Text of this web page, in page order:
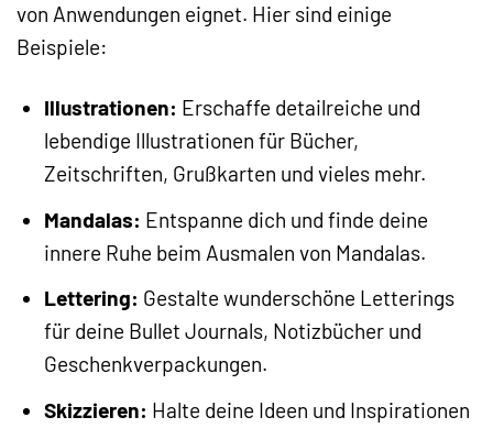
von Anwendungen eignet. Hier sind einige
Beispiele:
Illustrationen: Erschaffe detailreiche und
lebendige Illustrationen für Bücher,
Zeitschriften, Grußkarten und vieles mehr.
Mandalas: Entspanne dich und finde deine
innere Ruhe beim Ausmalen von Mandalas.
Lettering: Gestalte wunderschöne Letterings
für deine Bullet Journals, Notizbücher und
Geschenkverpackungen.
Skizzieren: Halte deine Ideen und Inspirationen